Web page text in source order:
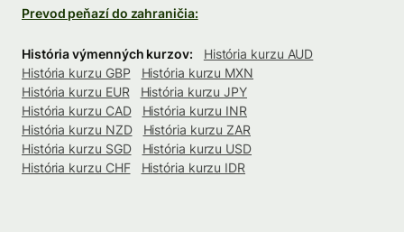
Prevod peňazí do zahraničia:
História výmenných kurzov:
História kurzu AUD
História kurzu GBP
História kurzu MXN
História kurzu EUR
História kurzu JPY
História kurzu CAD
História kurzu INR
História kurzu NZD
História kurzu ZAR
História kurzu SGD
História kurzu USD
História kurzu CHF
História kurzu IDR